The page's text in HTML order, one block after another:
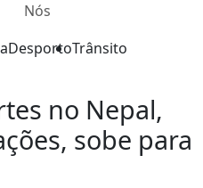
Nós
DesportoTrânsito
no Nepal,
sobe para